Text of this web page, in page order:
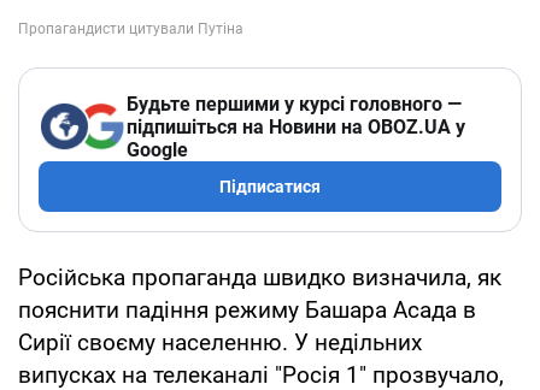
Будьте першими у курсі головного —
підпишіться на Новини на OBOZ.UA у
Google
Підписатися
Російська пропаганда швидко визначила, як
пояснити падіння режиму Башара Асада в
Сирії своєму населенню. У недільних
випусках на телеканалі "Росія 1" прозвучало,